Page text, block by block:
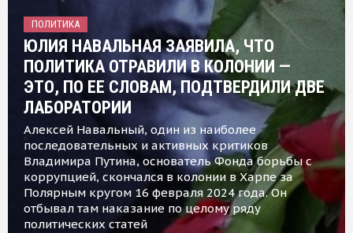
ПОЛИТИКА
ЮЛИЯ НАВАЛЬНАЯ ЗАЯВИЛА, ЧТО
ПОЛИТИКА ОТРАВИЛИ В КОЛОНИИ —
ЭТО, ПО ЕЕ СЛОВАМ, ПОДТВЕРДИЛИ ДВЕ
ЛАБОРАТОРИИ
Алексей Навальный, один из наиболее
последовательных и активных критиков
Владимира Путина, основатель Фонда борьбы с
коррупцией, скончался в колонии в Харпе за
Полярным кругом 16 февраля 2024 года. Он
отбывал там наказание по целому ряду
политических статей